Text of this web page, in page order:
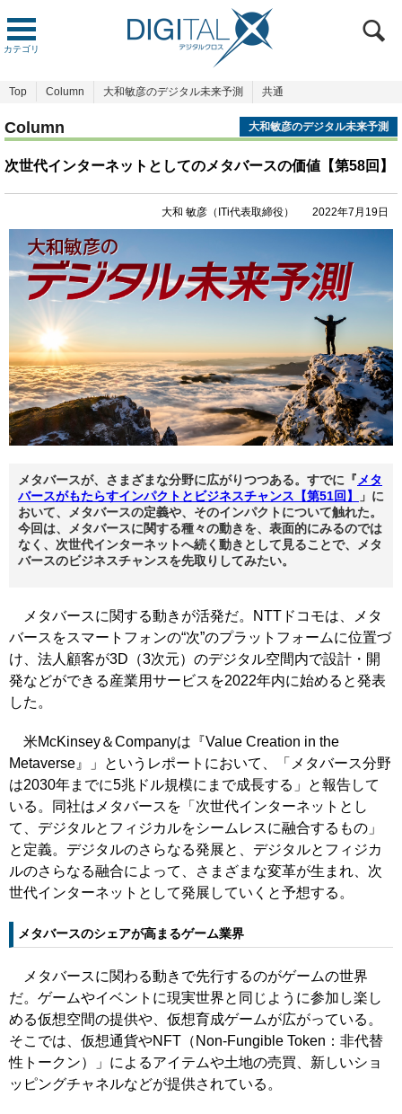
カテゴリ
Top Column 大和敏彦のデジタル未来予測 共通
Column 大和敏彦のデジタル未来予測
次世代インターネットとしてのメタバースの価値【第58回】
大和 敏彦（ITi代表取締役） 2022年7月19日
メタバースが、さまざまな分野に広がりつつある。すでに『 メタ
バースがもたらすインパクトとビジネスチャンス【第51回】
」に
おいて、メタバースの定義や、そのインパクトについて触れた。
今回は、メタバースに関する種々の動きを、表面的にみるのでは
なく、次世代インターネットへ続く動きとして見ることで、メタ
バースのビジネスチャンスを先取りしてみたい。
メタバースに関する動きが活発だ。NTTドコモは、メタ
バースをスマートフォンの“次”のプラットフォームに位置づ
け、法人顧客が3D（3次元）のデジタル空間内で設計・開
発などができる産業用サービスを2022年内に始めると発表
した。
米McKinsey＆Companyは『Value Creation in the
Metaverse』」というレポートにおいて、「メタバース分野
は2030年までに5兆ドル規模にまで成長する」と報告して
いる。同社はメタバースを「次世代インターネットとし
て、デジタルとフィジカルをシームレスに融合するもの」
と定義。デジタルのさらなる発展と、デジタルとフィジカ
ルのさらなる融合によって、さまざまな変革が生まれ、次
世代インターネットとして発展していくと予想する。
メタバースのシェアが高まるゲーム業界
メタバースに関わる動きで先行するのがゲームの世界
だ。ゲームやイベントに現実世界と同じように参加し楽し
める仮想空間の提供や、仮想育成ゲームが広がっている。
そこでは、仮想通貨やNFT（Non-Fungible Token：非代替
性トークン）」によるアイテムや土地の売買、新しいショ
ッピングチャネルなどが提供されている。